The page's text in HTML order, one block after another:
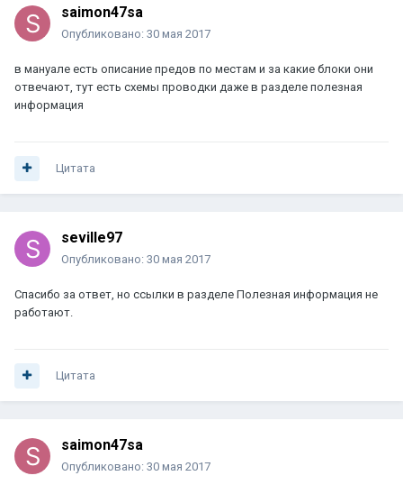
saimon47sa
Опубликовано: 30 мая 2017
в мануале есть описание предов по местам и за какие блоки они
отвечают, тут есть схемы проводки даже в разделе полезная
информация
Цитата
seville97
Опубликовано: 30 мая 2017
Спасибо за ответ, но ссылки в разделе Полезная информация не
работают.
Цитата
saimon47sa
Опубликовано: 30 мая 2017